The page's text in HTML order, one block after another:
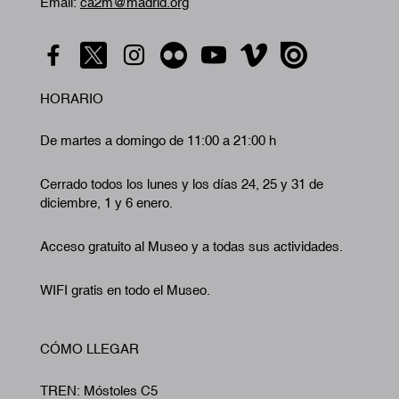
HORARIO
De martes a domingo de 11:00 a 21:00 h
Cerrado todos los lunes y los días 24, 25 y 31 de
diciembre, 1 y 6 enero.
Acceso gratuito al Museo y a todas sus actividades.
WIFI gratis en todo el Museo.
CÓMO LLEGAR
TREN: Móstoles C5